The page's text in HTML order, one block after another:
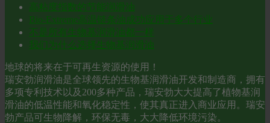
高粘度指数的节能润滑油
Bio-Extreme高温链条油成功应用于多个行业
不是所有生物基润滑油都一样
我们为什么选择生物基润滑油
地球的将来在于可再生资源的使用！
瑞安勃润滑油是全球领先的生物基润滑油开发和制造商，拥有
多项专利技术以及200多种产品，瑞安勃大大提高了植物基润
滑油的低温性能和氧化稳定性，使其真正进入商业应用。瑞安
勃产品可生物降解，环保无毒，大大降低环境污染。